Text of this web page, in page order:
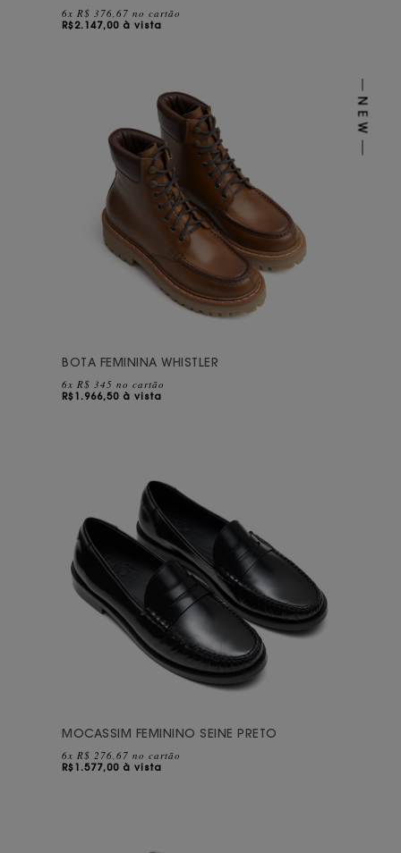
6x R$ 376,67 no cartão
R$2.147,00 à vista
BOTA FEMININA WHISTLER
6x R$ 345 no cartão
R$ 1.966,50 à vista
MOCASSIM FEMININO SEINE PRETO
6x R$ 276,67 no cartão
R$ 1.577,00 à vista